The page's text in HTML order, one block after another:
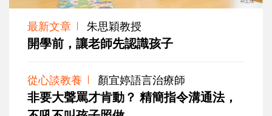
最新文章 朱思穎教授
開學前，讓老師先認識孩子
從心談教養 顏宜婷語言治療師
非要大聲罵才肯動？ 精簡指令溝通法，